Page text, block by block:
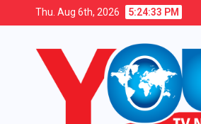
Thu. Aug 6th, 2026 5:24:34 PM